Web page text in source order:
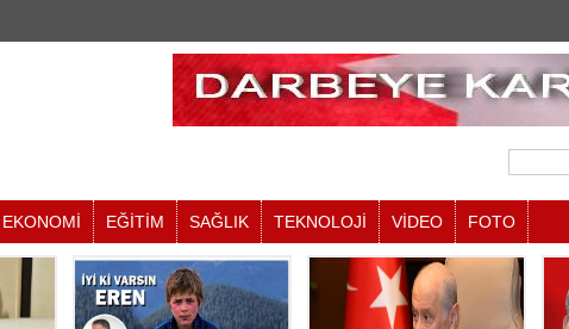
EKONOMİ EĞİTİM SAĞLIK TEKNOLOJİ VİDEO FOTO